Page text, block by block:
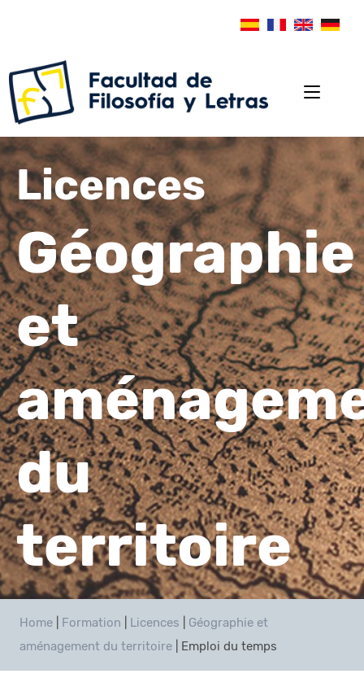
Licences
Géographie
et
du
territoire
Home Formation Licences
Géographie et
aménagement du territoire
Emploi du temps